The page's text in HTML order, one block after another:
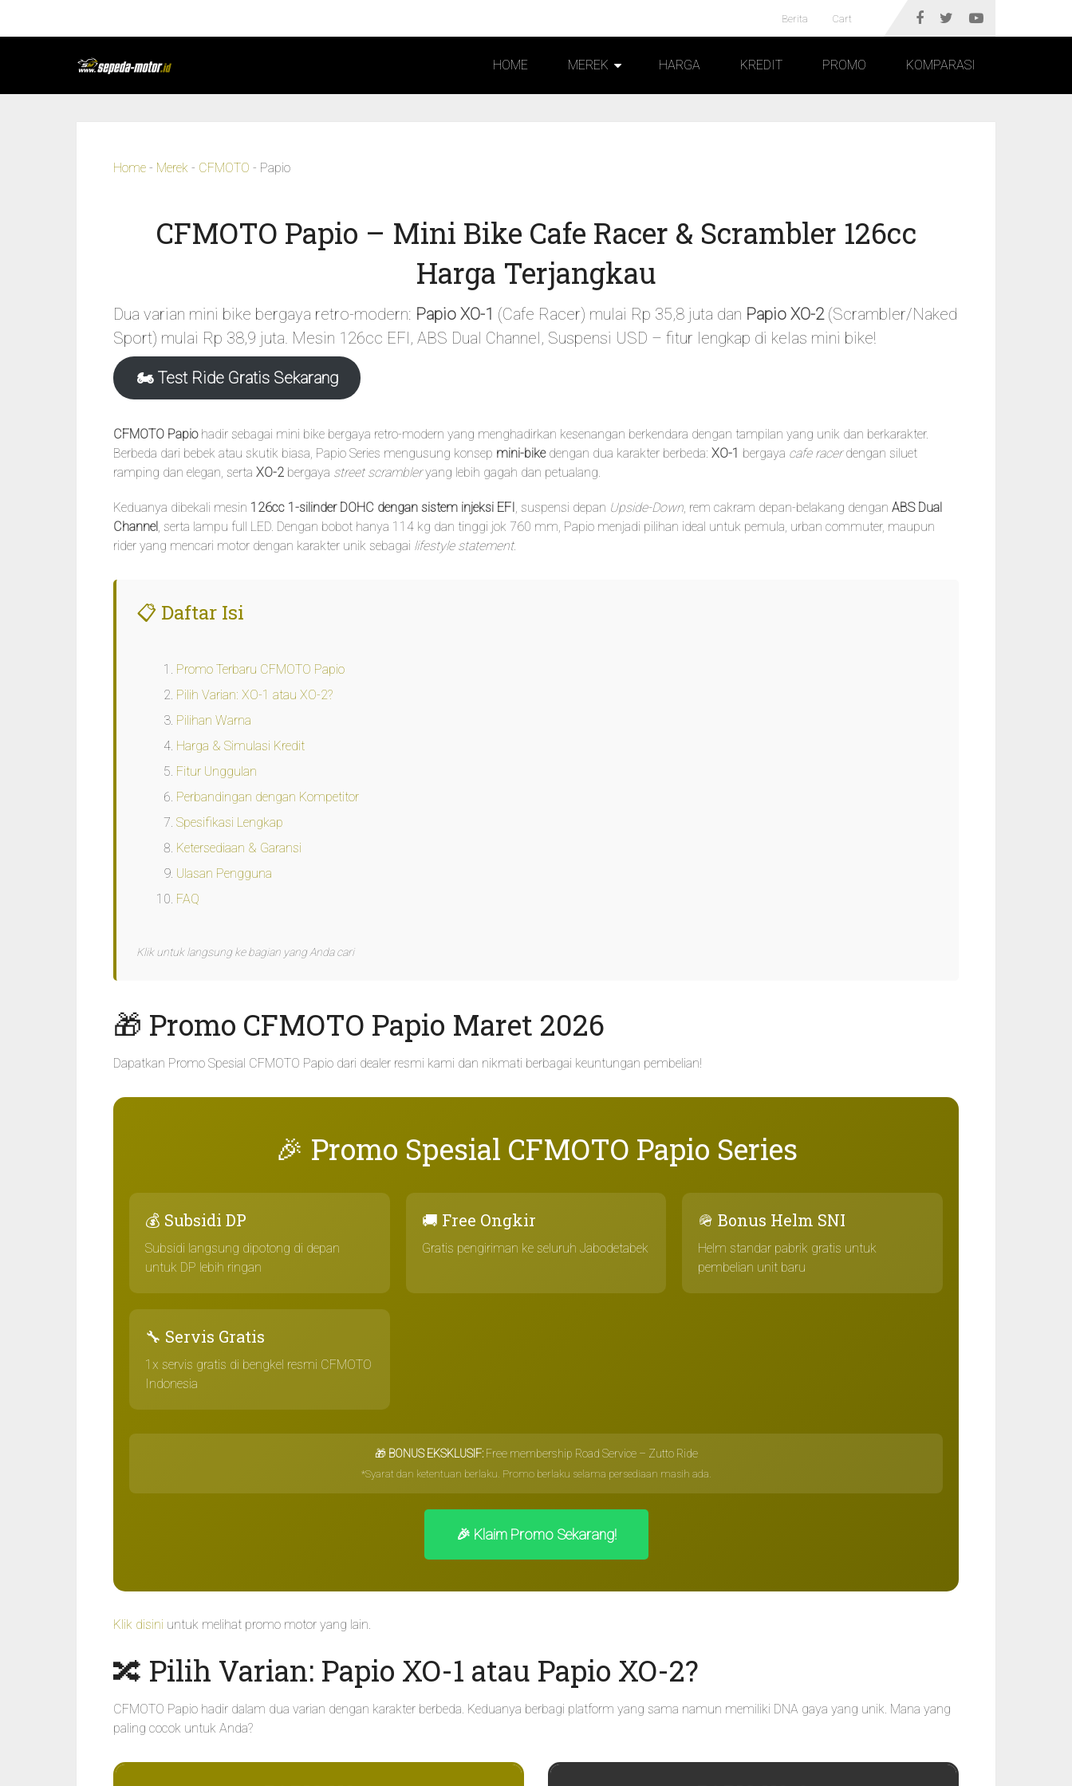
Berita Cart
HOME MEREK HARGA KREDIT PROMO KOMPARASI
Home - Merek - CFMOTO - Papio
CFMOTO Papio – Mini Bike Cafe Racer & Scrambler 126cc
Harga Terjangkau
Dua varian mini bike bergaya retro-modern: Papio XO-1 (Cafe Racer) mulai Rp 35,8 juta dan Papio XO-2(Scrambler/Naked
Sport) mulai Rp 38,9 juta. Mesin 126cc EFI, ABS Dual Channel, Suspensi USD – fitur lengkap di kelas mini bike!
🏍️ Test Ride Gratis Sekarang
CFMOTO Papiohadir sebagai mini bike bergaya retro-modern yang menghadirkan kesenangan berkendara dengan tampilan yang unik dan berkarakter.
Berbeda dari bebek atau skutik biasa, Papio Series mengusung konsep mini-bikedengan dua karakter berbeda:XO-1 bergaya cafe racerdengan siluet
ramping dan elegan, sertaXO-2 bergaya street scrambleryang lebih gagah dan petualang.
Keduanya dibekali mesin 126cc 1-silinder DOHC dengan sistem injeksi EFI, suspensi depan Upside-Down, rem cakram depan-belakang denganABS Dual
Channel, serta lampu full LED. Dengan bobot hanya 114 kg dan tinggi jok 760 mm, Papio menjadi pilihan ideal untuk pemula, urban commuter, maupun
rider yang mencari motor dengan karakter unik sebagai lifestyle statement.
📋 Daftar Isi
Promo Terbaru CFMOTO Papio
Pilih Varian: XO-1 atau XO-2?
Pilihan Warna
Harga & Simulasi Kredit
Fitur Unggulan
Perbandingan dengan Kompetitor
Spesifikasi Lengkap
Ketersediaan & Garansi
Ulasan Pengguna
FAQ
Klik untuk langsung ke bagian yang Anda cari
🎁 Promo CFMOTO Papio Maret 2026
Dapatkan Promo Spesial CFMOTO Papio dari dealer resmi kami dan nikmati berbagai keuntungan pembelian!
🎉 Promo Spesial CFMOTO Papio Series
💰 Subsidi DP
Subsidi langsung dipotong di depan
untuk DP lebih ringan
🚚 Free Ongkir
Gratis pengiriman ke seluruh Jabodetabek
🪖 Bonus Helm SNI
Helm standar pabrik gratis untuk
pembelian unit baru
🔧 Servis Gratis
1x servis gratis di bengkel resmi CFMOTO
Indonesia
🎁 BONUS EKSKLUSIF:Free membership Road Service – Zutto Ride
*Syarat dan ketentuan berlaku. Promo berlaku selama persediaan masih ada.
🎉 Klaim Promo Sekarang!
Klik disini untuk melihat promo motor yang lain.
🔀 Pilih Varian: Papio XO-1 atau Papio XO-2?
CFMOTO Papio hadir dalam dua varian dengan karakter berbeda. Keduanya berbagi platform yang sama namun memiliki DNA gaya yang unik. Mana yang
paling cocok untuk Anda?